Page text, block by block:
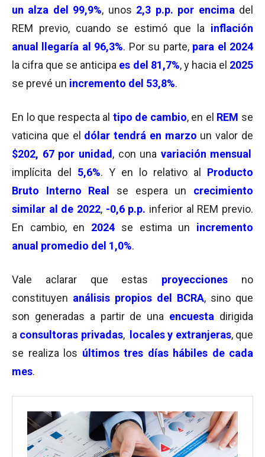
un alza del 99,9%, unos 2,3 p.p. por encima del
REM previo, cuando se estimó que la inflación
anual llegaría al 96,3%. Por su parte, para el 2024
la cifra que se anticipa es del 81,7%, y hacia el 2025
se prevé un incremento del 53,8%.
En lo que respecta al tipo de cambio, en el REM se
vaticina que el dólar tendrá en marzo un valor de
$202, 67 por unidad , con una variación mensual
implícita del
5,6%. Y en lo relativo al Producto
Bruto Interno Real
se espera un crecimiento
similar al de 2022, -0,6 p.p. inferior al REM previo.
En cambio, en 2024 se estima un incremento
anual promedio del 1,0%.
Vale aclarar que estas proyecciones no
constituyen análisis propios del BCRA, sino que
son generadas a partir de una encuesta dirigida
a consultoras privadas, locales y extranjeras, que
se realiza los últimos tres días hábiles de cada
mes.